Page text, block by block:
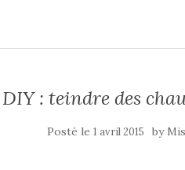
DIY : teindre des
Posté le1 avril 2015 by